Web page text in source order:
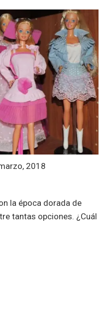
2018
la época dorada de
tantas opciones. ¿Cuál